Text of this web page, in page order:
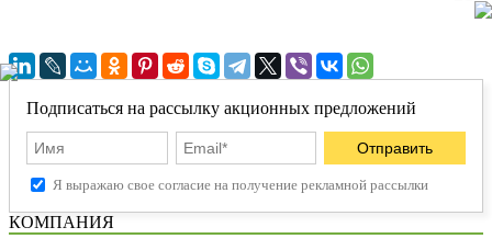
Подписаться на рассылку акционных предложений
Я выражаю свое согласие на получение рекламной рассылки
КОМПАНИЯ